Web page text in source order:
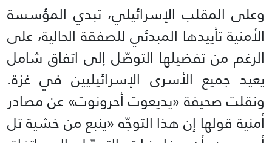
وعلى المقلب الإسرائيلي، تبدي المؤسسة
الأمنية تأييدها المبدئي للصفقة الحالية، على
الرغم من تفضيلها التوصّل إلى اتفاق شامل
يعيد جميع الأسرى الإسرائيليين في غزة.
ونقلت صحيفة «يديعوت أحرونوت» عن مصادر
أمنية قولها إن هذا التوجّه «ينبع من خشية تل